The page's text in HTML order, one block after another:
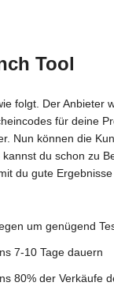
Tool
folgt. Der Anbieter
für deine
Nun können die
du schon zu
du gute
um genügend
7-10 Tage dauern
80% der Verkäufe